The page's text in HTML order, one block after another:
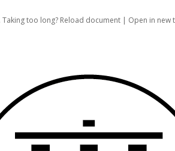
Taking too long? Reload document | Open in new